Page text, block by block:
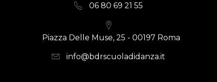
06 80 69 21 55
Piazza Delle Muse, 25 - 00197 Roma
info@bdrscuoladidanza.it